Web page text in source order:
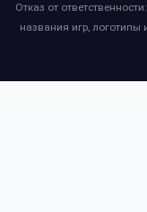
Отказ от
названия игр, логотипы